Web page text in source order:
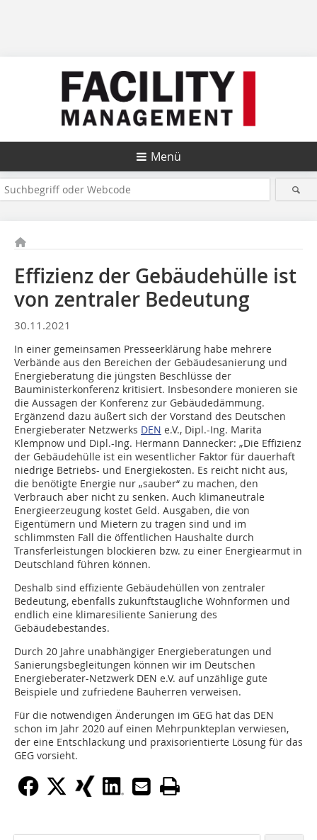
Menü
Effizienz der Gebäudehülle ist
von zentraler Bedeutung
30.11.2021
In einer gemeinsamen Presseerklärung habe mehrere
Verbände aus den Bereichen der Gebäudesanierung und
Energieberatung die jüngsten Beschlüsse der
Bauministerkonferenz kritisiert. Insbesondere monieren sie
die Aussagen der Konferenz zur Gebäudedämmung.
Ergänzend dazu äußert sich der Vorstand des Deutschen
Energieberater Netzwerks DEN e.V., Dipl.-Ing. Marita
Klempnow und Dipl.-Ing. Hermann Dannecker: „Die Effizienz
der Gebäudehülle ist ein wesentlicher Faktor für dauerhaft
niedrige Betriebs- und Energiekosten. Es reicht nicht aus,
die benötigte Energie nur „sauber“ zu machen, den
Verbrauch aber nicht zu senken. Auch klimaneutrale
Energieerzeugung kostet Geld. Ausgaben, die von
Eigentümern und Mietern zu tragen sind und im
schlimmsten Fall die öffentlichen Haushalte durch
Transferleistungen blockieren bzw. zu einer Energiearmut in
Deutschland führen können.
Deshalb sind effiziente Gebäudehüllen von zentraler
Bedeutung, ebenfalls zukunftstaugliche Wohnformen und
endlich eine klimaresiliente Sanierung des
Gebäudebestandes.
Durch 20 Jahre unabhängiger Energieberatungen und
Sanierungsbegleitungen können wir im Deutschen
Energieberater-Netzwerk DEN e.V. auf unzählige gute
Beispiele und zufriedene Bauherren verweisen.
Für die notwendigen Änderungen im GEG hat das DEN
schon im Jahr 2020 auf einen Mehrpunkteplan verwiesen,
der eine Entschlackung und praxisorientierte Lösung für das
GEG vorsieht.